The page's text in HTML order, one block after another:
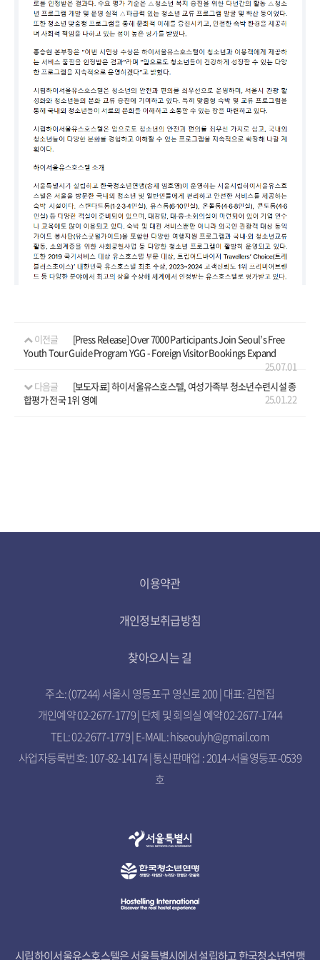
이전글
[Press Release] Over 7000 Participants Join Seoul’s Free
Youth Tour Guide Program YGG - Foreign Visitor Bookings Expand
25.07.01
다음글
[보도자료] 하이서울유스호스텔, 여성가족부 청소년수련시설 종
합평가 전국 1위 영예
25.01.22
이용약관
개인정보취급방침
찾아오시는 길
주소: (07244) 서울시 영등포구 영신로 200 | 대표: 김현집
개인예약 02-2677-1779 | 단체 및 회의실 예약 02-2677-1744
TEL: 02-2677-1779 | E-MAIL: hiseoulyh@gmail.com
사업자등록번호: 107-82-14174 | 통신판매업 : 2014-서울영등포-0539
호
시립하이서울유스호스텔은 서울특별시에서 설립하고 한국청소년연맹